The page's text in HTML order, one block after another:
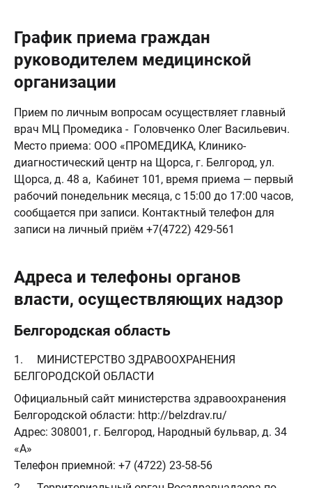
График приема граждан
руководителем медицинской
организации
Прием по личным вопросам осуществляет главный
врач МЦ Промедика - Головченко Олег Васильевич.
Место приема: ООО «ПРОМЕДИКА, Клинико-
диагностический центр на Щорса, г. Белгород, ул.
Щорса, д. 48 а, Кабинет 101, время приема — первый
рабочий понедельник месяца, с 15:00 до 17:00 часов,
сообщается при записи. Контактный телефон для
записи на личный приём +7(4722) 429-561
Адреса и телефоны органов
власти, осуществляющих надзор
Белгородская область
1. МИНИСТЕРСТВО ЗДРАВООХРАНЕНИЯ
БЕЛГОРОДСКОЙ ОБЛАСТИ
Официальный сайт министерства здравоохранения
Белгородской области: http://belzdrav.ru/
Адрес: 308001, г. Белгород, Народный бульвар, д. 34
«А»
Телефон приемной: +7 (4722) 23-58-56